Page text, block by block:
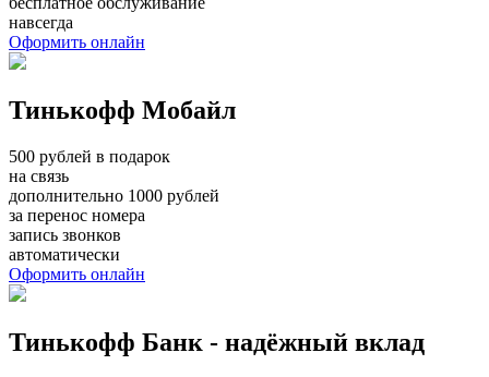
навсегда
Оформить онлайн
Тинькофф Мобайл
500 рублей в подарок
на связь
дополнительно 1000 рублей
за перенос номера
запись звонков
автоматически
Оформить онлайн
Тинькофф Банк - надёжный вклад